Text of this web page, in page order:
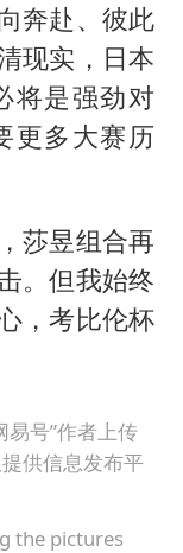
奔赴、彼此
现实，日本
将是强劲对
更多大赛历
莎昱组合再
。但我始终
，考比伦杯
易号”作者上传
供信息发布平
the pictures